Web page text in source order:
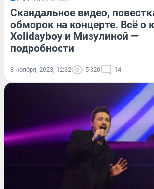
Скандальное видео,
обморок на концерте. Всё о
Xolidayboy и Мизулиной —
подробности
8 ноября, 2023, 12:32 5 320 14